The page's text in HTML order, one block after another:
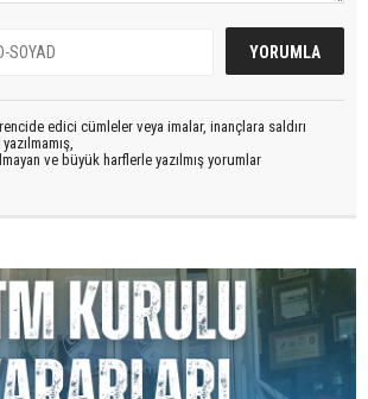
edici cümleler veya imalar, inançlara saldırı
ve büyük harflerle yazılmış yorumlar